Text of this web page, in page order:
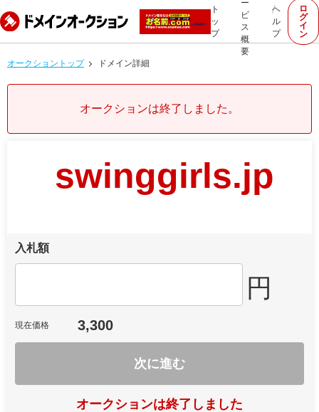
ト
ッ
プ
ー
ビ
ス
概
要
ヘ
ル
プ
ロ
グ
イ
ン
オークショントップ ドメイン詳細
オークションは終了しました。
swinggirls.jp
入札額
円
現在価格 3,300
次に進む
オークションは終了しました